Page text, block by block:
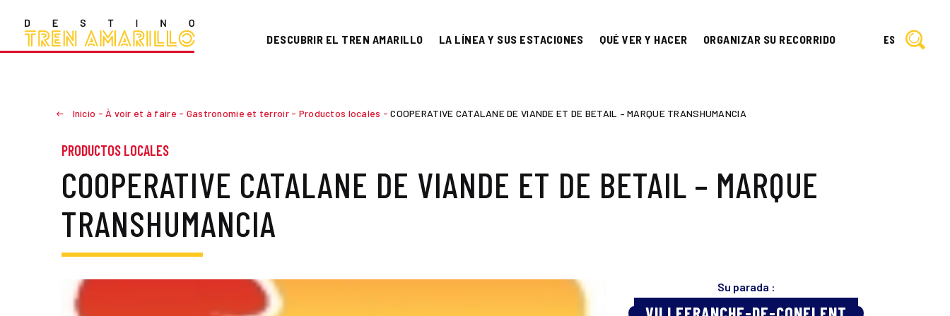
DESCUBRIR EL TREN AMARILLO LA LÍNEA Y SUS ESTACIONES QUÉ VER Y HACER ORGANIZAR SU RECORRIDO ES
Inicio - À voir et à faire - Gastronomie et terroir- Productos locales -COOPERATIVE CATALANE DE VIANDE ET DE BETAIL – MARQUE TRANSHUMANCIA
PRODUCTOS LOCALES
COOPERATIVE CATALANE DE VIANDE ET DE BETAIL – MARQUE
TRANSHUMANCIA
Su parada :